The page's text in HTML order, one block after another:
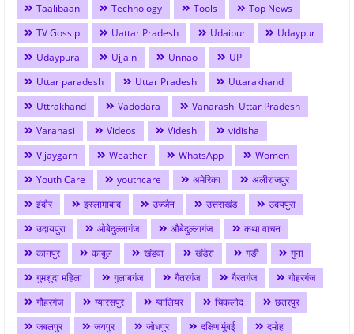
Taalibaan
Technology Tools
Top News
TV Gossip
Uattar Pradesh Udaipur
Udaypur
Udaypura
Ujjain Unnao
UP
Uttar paradesh
Uttar Pradesh
Uttarakhand
Uttrakhand
Vadodara
Vanarashi Uttar Pradesh
Varanasi
Videos Videsh
vidisha
Vijaygarh
Weather WhatsApp
Women
Youth Care
youthcare अमेरिका
अलीराजपुर
इंदौर
इस्लामाबाद उज्जैन उत्तराखंड
उदयपुरा
उदायपुरा
ओबेदुल्लागंज औबेदुल्लागंज
कथा वाचन
कानपुर
काबुल खंडवा खंडेरा गङी
गुना
गुमशुदा महिला
गुलाबगंज गैतरगंज गैरतगंज
गोहरगंज
गौहरगंज
ग्यारसपुर ग्वालियर चिकलोद
छतरपुर
जबलपुर
जयपुर जोधपुर दक्षिण मुंबई
दमोह